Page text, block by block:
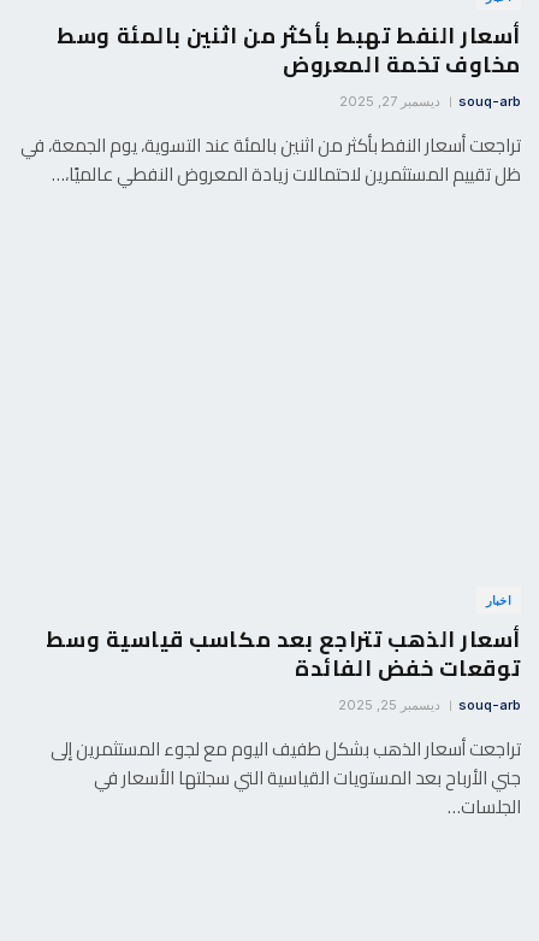
أسعار النفط تهبط بأكثر من اثنين بالمئة وسط
مخاوف تخمة المعروض
souq-arb ديسمبر 27, 2025
تراجعت أسعار النفط بأكثر من اثنين بالمئة عند التسوية، يوم الجمعة، في
ظل تقييم المستثمرين لاحتمالات زيادة المعروض النفطي عالميًا،…
اخبار
أسعار الذهب تتراجع بعد مكاسب قياسية وسط
توقعات خفض الفائدة
souq-arb ديسمبر 25, 2025
تراجعت أسعار الذهب بشكل طفيف اليوم مع لجوء المستثمرين إلى
جني الأرباح بعد المستويات القياسية التي سجلتها الأسعار في
الجلسات…